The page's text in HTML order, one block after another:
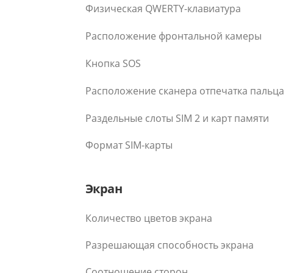
Физическая QWERTY-клавиатура
Расположение фронтальной камеры
Кнопка SOS
Расположение сканера отпечатка пальца
Раздельные слоты SIM 2 и карт памяти
Формат SIM-карты
Экран
Количество цветов экрана
Разрешающая способность экрана